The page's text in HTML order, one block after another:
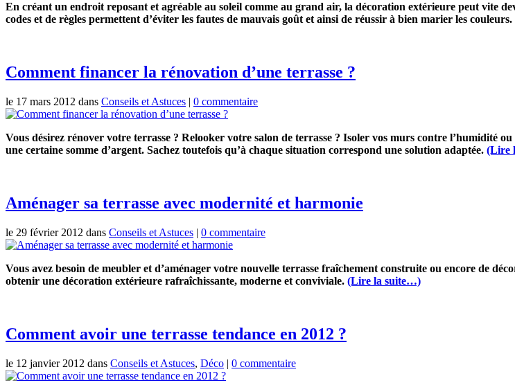
En créant un endroit reposant et agréable au soleil comme au grand air, la décoration extérieure peut vite
codes et de règles permettent d’éviter les fautes de mauvais goût et ainsi de réussir à bien marier les couleurs.
Comment financer la rénovation d’une terrasse ?
le 17 mars 2012 dans Conseils et Astuces | 0 commentaire
Vous désirez rénover votre terrasse ? Relooker votre salon de terrasse ? Isoler vos murs contre l’humidité
une certaine somme d’argent. Sachez toutefois qu’à chaque situation correspond une solution adaptée. (Lire
Aménager sa terrasse avec modernité et harmonie
le 29 février 2012 dans Conseils et Astuces | 0 commentaire
Vous avez besoin de meubler et d’aménager votre nouvelle terrasse fraîchement construite ou encore de
obtenir une décoration extérieure rafraîchissante, moderne et conviviale. (Lire la suite…)
Comment avoir une terrasse tendance en 2012 ?
le 12 janvier 2012 dans Conseils et Astuces, Déco | 0 commentaire